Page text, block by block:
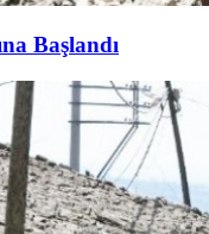
Başlandı